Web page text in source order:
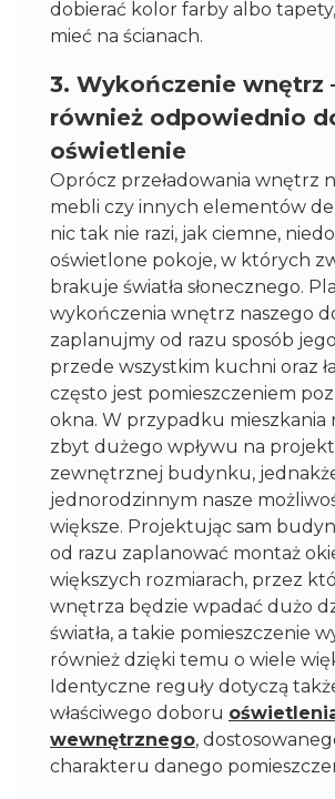
dobierać kolor farby albo
mieć na ścianach.
3. Wykończenie
również odpowiednio
oświetlenie
Oprócz przeładowania wnętrz
mebli czy innych elementów
nic tak nie razi, jak ciemne,
oświetlone pokoje, w których
brakuje światła słonecznego.
wykończenia wnętrz naszego
zaplanujmy od razu sposób
przede wszystkim kuchni oraz
często jest pomieszczeniem
okna. W przypadku mieszkania
zbyt dużego wpływu na projekt
zewnętrznej budynku,
jednorodzinnym nasze
większe. Projektując sam
od razu zaplanować montaż
większych rozmiarach, przez
wnętrza będzie wpadać dużo
światła, a takie pomieszczenie
również dzięki temu o wiele
Identyczne reguły dotyczą
właściwego doboru
wewnętrznego,
charakteru danego